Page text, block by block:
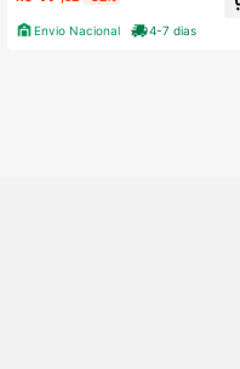
ual Comfy Blogueira
Envio Nacional 4-7 dias